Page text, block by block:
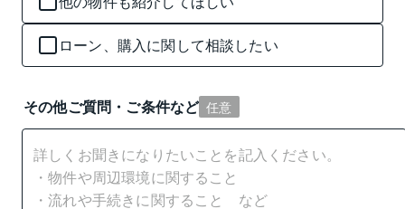
ローン、購入に関して相談したい
その他ご質問・ご条件など 任意